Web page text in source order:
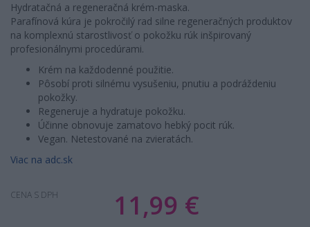
Hydratačná a regeneračná krém-maska.
Parafínová kúra je pokročilý rad silne regeneračných produktov
na komplexnú starostlivosť o pokožku rúk inšpirovaný
profesionálnymi procedúrami.
Krém na každodenné použitie.
Pôsobí proti silnému vysušeniu, pnutiu a podráždeniu
pokožky.
Regeneruje a hydratuje pokožku.
Účinne obnovuje zamatovo hebký pocit rúk.
Vegan. Netestované na zvieratách.
Viac na adc.sk
CENA S DPH 11,99 €